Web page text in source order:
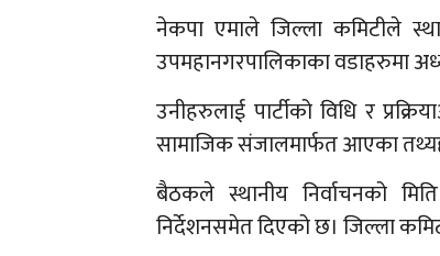
नेकपा एमाले जिल्ला कमिटीले
उपमहानगरपालिकाका वडाहरुमा
उनीहरुलाई पार्टीको विधि र
सामाजिक संजालमार्फत आएका
बैठकले स्थानीय निर्वाचनको
निर्देशनसमेत दिएको छ। जिल्ला